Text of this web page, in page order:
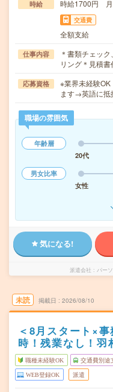
時給 時給1700円 月
交通費
全額支給
仕事内容
＊書類チェッ
リング＊見積
応募資格
※業界未経験OK
ます→英語に抵
職場の雰囲気
年齢層
20代
男女比率
女性
気になる!
派遣会社 パー
未読 掲載日 2026/08/10
＜8月スタート×
時！残業なし！羽
職種未経験OK 交通費別途
WEB登録OK 派遣